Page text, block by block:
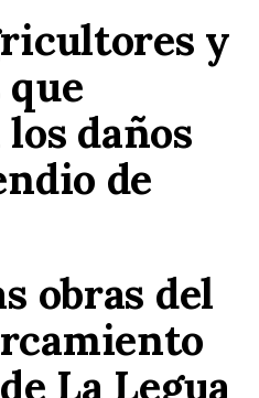
y
que
daños
de
obras del
La Legua